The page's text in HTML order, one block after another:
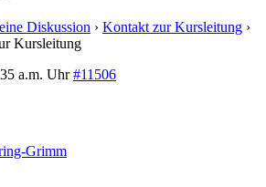
Diskussion › Kontakt zur Kursleitung ›
Kursleitung
a.m. Uhr #11506
Grimm